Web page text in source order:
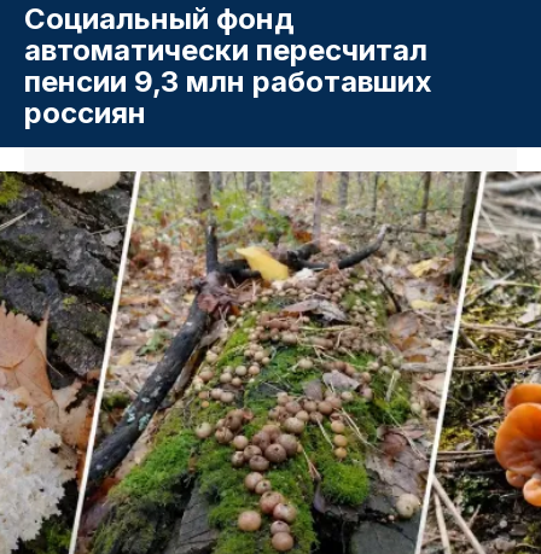
Социальный фонд
автоматически пересчитал
пенсии 9,3 млн работавших
россиян